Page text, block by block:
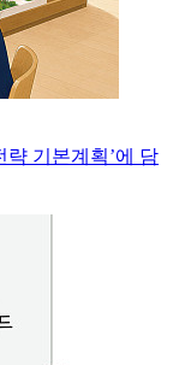
략 기본계획’에 담